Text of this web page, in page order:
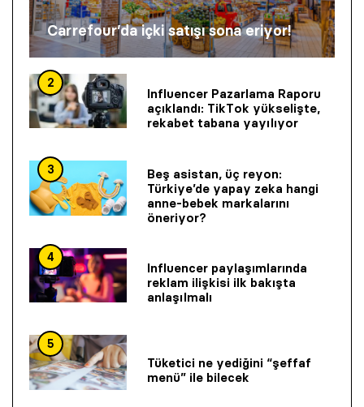
Carrefour’da içki satışı sona eriyor!
2
Influencer Pazarlama Raporu
açıklandı: TikTok yükselişte,
rekabet tabana yayılıyor
3
Beş asistan, üç reyon:
Türkiye’de yapay zeka hangi
anne-bebek markalarını
öneriyor?
4
Influencer paylaşımlarında
reklam ilişkisi ilk bakışta
anlaşılmalı
5
Tüketici ne yediğini “şeffaf
menü” ile bilecek